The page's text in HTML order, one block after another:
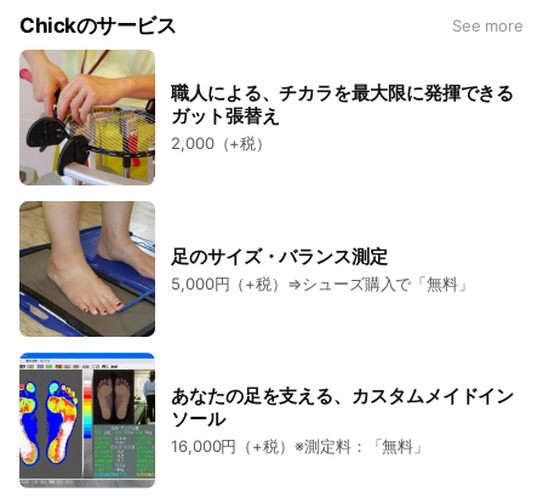
Chickのサービス See more
職人による、チカラを最大限に発揮できる
ガット張替え
2,000（+税）
足のサイズ・バランス測定
5,000円（+税）⇒シューズ購入で「無料」
あなたの足を支える、カスタムメイドイン
ソール
16,000円（+税）※測定料：「無料」